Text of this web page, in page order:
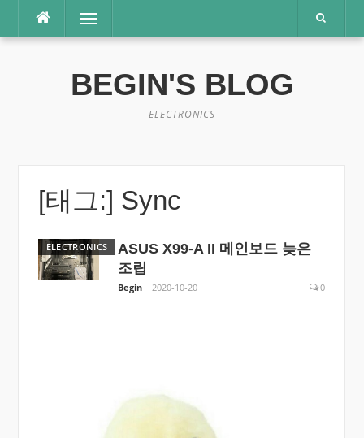
츠
메뉴
BEGIN'S BLOG
ELECTRONICS
[태그:] Sync
ELECTRONICS
ASUS X99-A II 메인보드 늦은
조립
Begin 2020-10-20 0